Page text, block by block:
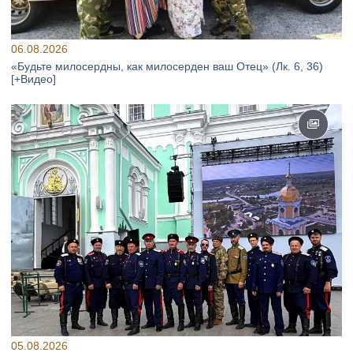
06.08.2026
«Будьте милосердны, как милосерден ваш Отец» (Лк. 6, 36)
[+Видео]
05.08.2026